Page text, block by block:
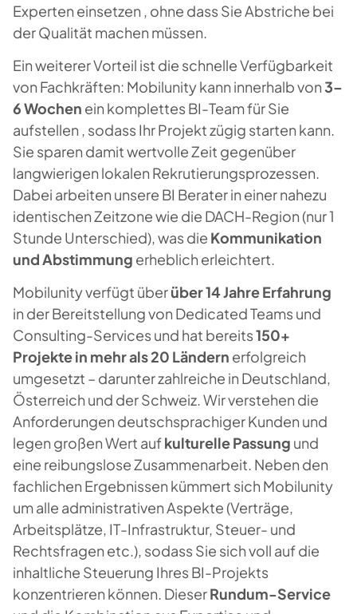
Experten einsetzen , ohne dass Sie Abstriche bei
der Qualität machen müssen.
Ein weiterer Vorteil ist die schnelle Verfügbarkeit
von Fachkräften: Mobilunity kann innerhalb von3–
6 Wochen ein komplettes BI-Team für Sie
aufstellen , sodass Ihr Projekt zügig starten kann.
Sie sparen damit wertvolle Zeit gegenüber
langwierigen lokalen Rekrutierungsprozessen.
Dabei arbeiten unsere BI Berater in einer nahezu
identischen Zeitzone wie die DACH-Region (nur 1
Stunde Unterschied), was die Kommunikation
und Abstimmung erheblich erleichtert.
Mobilunity verfügt überüber 14 Jahre Erfahrung
in der Bereitstellung von Dedicated Teams und
Consulting-Services und hat bereits150+
Projekte in mehr als 20 Ländern erfolgreich
umgesetzt – darunter zahlreiche in Deutschland,
Österreich und der Schweiz. Wir verstehen die
Anforderungen deutschsprachiger Kunden und
legen großen Wert aufkulturelle Passung und
eine reibungslose Zusammenarbeit. Neben den
fachlichen Ergebnissen kümmert sich Mobilunity
um alle administrativen Aspekte (Verträge,
Arbeitsplätze, IT-Infrastruktur, Steuer- und
Rechtsfragen etc.), sodass Sie sich voll auf die
inhaltliche Steuerung Ihres BI-Projekts
konzentrieren können. DieserRundum-Service